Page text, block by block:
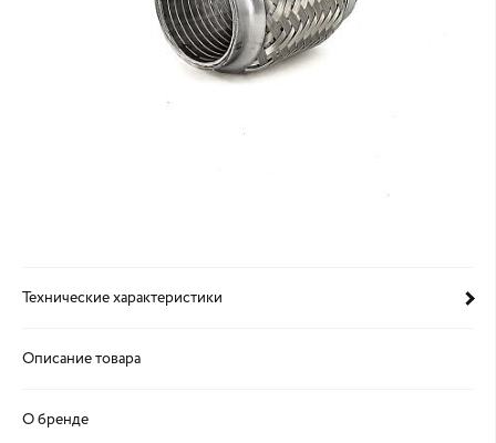
Технические характеристики
Описание товара
О бренде